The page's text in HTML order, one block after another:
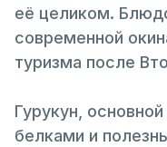
её целиком.
современной
туризма после
Гурукун,
белками и